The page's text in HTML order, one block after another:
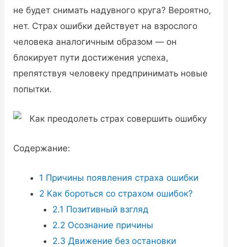
не будет снимать надувного круга? Вероятно,
нет. Страх ошибки действует на взрослого
человека аналогичным образом — он
блокирует пути достижения успеха,
препятствуя человеку предпринимать новые
попытки.
Содержание:
1 Причины появления страха ошибки
2 Как бороться со страхом ошибок?
2.1 Позитивный взгляд
2.2 Осознание причины
2.3 Движение без остановки